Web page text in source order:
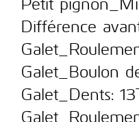
Différence
Galet_Boulon
Galet_Dents: